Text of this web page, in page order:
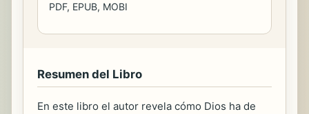
PDF, EPUB, MOBI
Resumen del Libro
En este libro el autor revela cómo Dios ha de